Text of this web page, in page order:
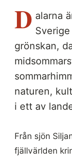
D alarna
grönskan,
naturen,
i ett av
Från sjön
fjällvärlden